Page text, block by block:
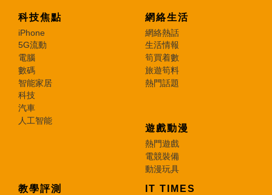
科技焦點
iPhone
5G流動
電腦
數碼
智能家居
科技
汽車
人工智能
網絡生活
網絡熱話
生活情報
筍買着數
旅遊筍料
熱門話題
遊戲動漫
熱門遊戲
電競裝備
動漫玩具
教學評測 IT TIMES